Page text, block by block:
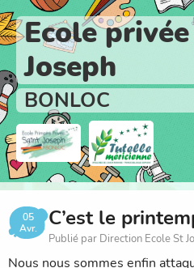
Ecole
Joseph
BONLOC
05
Avr.
C’est le
Publié par Direction Ecole St
Nous nous sommes enfin